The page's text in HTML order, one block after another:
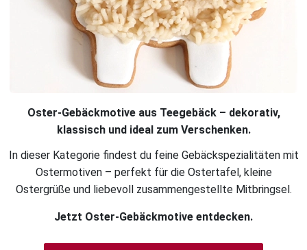
Oster-Gebäckmotive aus Teegebäck – dekorativ,
klassisch und ideal zum Verschenken.
In dieser Kategorie findest du feine Gebäckspezialitäten mit
Ostermotiven – perfekt für die Ostertafel, kleine
Ostergrüße und liebevoll zusammengestellte Mitbringsel.
Jetzt Oster-Gebäckmotive entdecken.